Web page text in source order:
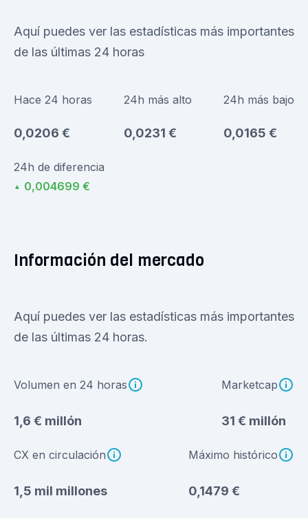
Aquí puedes ver las estadísticas más importantes
de las últimas 24 horas
Hace 24 horas
0,0206 €
24h más alto
0,0231 €
24h más bajo
0,0165 €
24h de diferencia
▲ 0,004699 €
Información del mercado
Aquí puedes ver las estadísticas más importantes
de las últimas 24 horas.
Volumen en 24 horas
1,6 € millón
Marketcap
31 € millón
CX en circulación
1,5 mil millones
Máximo histórico
0,1479 €